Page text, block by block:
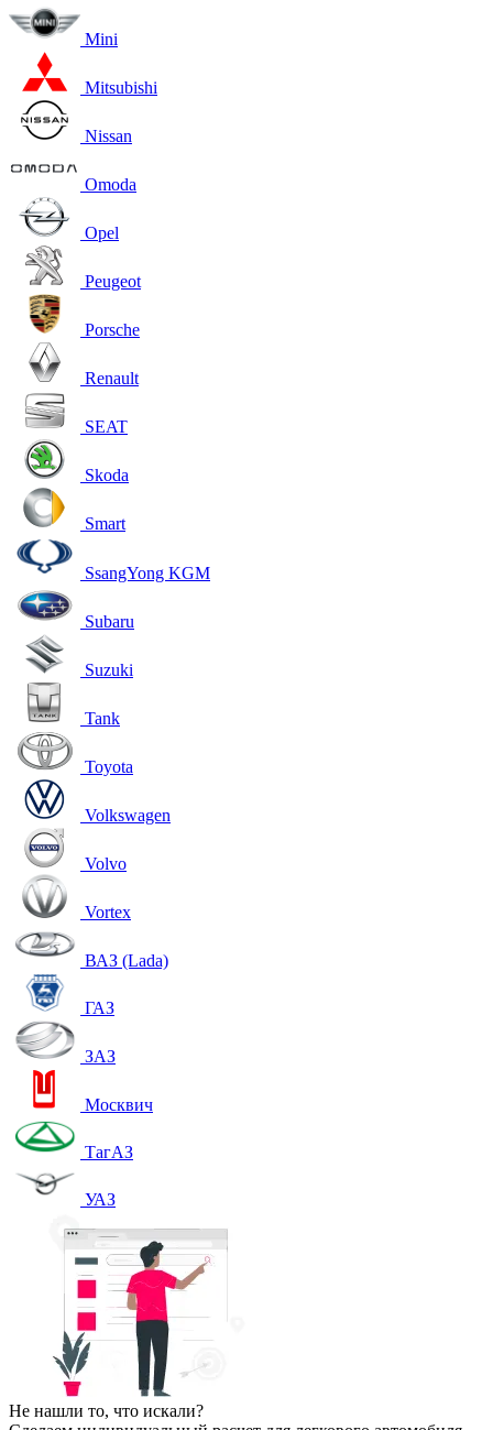
Mini
Mitsubishi
Nissan
Omoda
Opel
Peugeot
Porsche
Renault
SEAT
Skoda
Smart
SsangYong KGM
Subaru
Suzuki
Tank
Toyota
Volkswagen
Volvo
Vortex
ВАЗ (Lada)
ГАЗ
ЗАЗ
Москвич
ТагАЗ
УАЗ
Не нашли то, что искали?